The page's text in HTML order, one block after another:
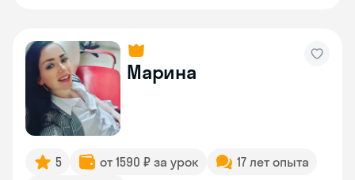
Марина
5 от 1590 ₽ за урок
17 лет опыта